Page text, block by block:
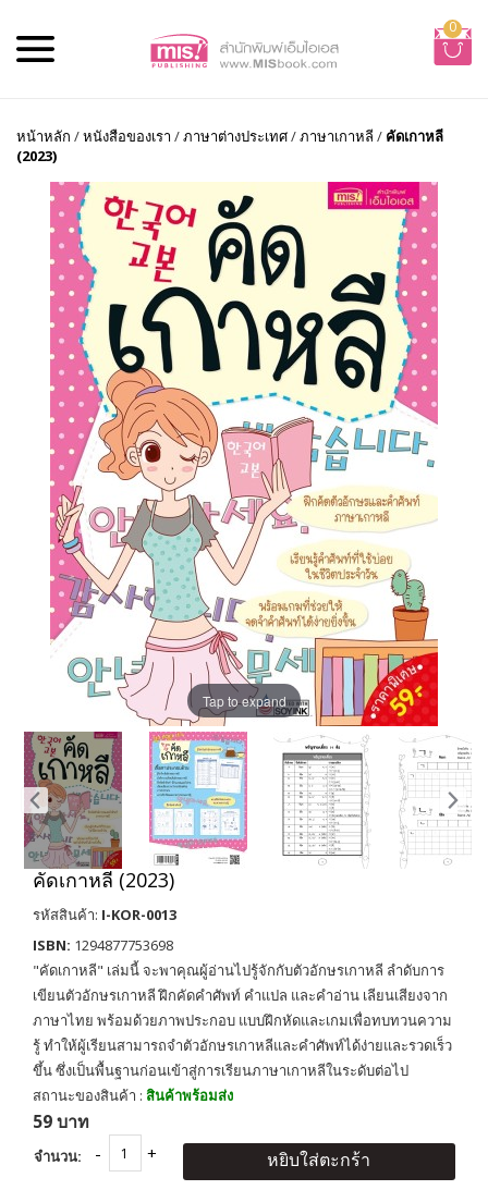
0
หน้าหลัก /หนังสือของเรา /ภาษาต่างประเทศ/ภาษาเกาหลี / คัดเกาหลี
(2023)
Tap to expand
คัดเกาหลี (2023)
รหัสสินค้า: I-KOR-0013
ISBN: 1294877753698
"คัดเกาหลี" เล่มนี้ จะพาคุณผู้อ่านไปรู้จักกับตัวอักษรเกาหลี ลำดับการ
เขียนตัวอักษรเกาหลี ฝึกคัดคำศัพท์ คำแปล และคำอ่าน เลียนเสียงจาก
ภาษาไทย พร้อมด้วยภาพประกอบ แบบฝึกหัดและเกมเพื่อทบทวนความ
รู้ ทำให้ผู้เรียนสามารถจำตัวอักษรเกาหลีและคำศัพท์ได้ง่ายและรวดเร็ว
ขึ้น ซึ่งเป็นพื้นฐานก่อนเข้าสู่การเรียนภาษาเกาหลีในระดับต่อไป
สถานะของสินค้า : สินค้าพร้อมส่ง
59 บาท
จำนวน: หยิบใส่ตะกร้า